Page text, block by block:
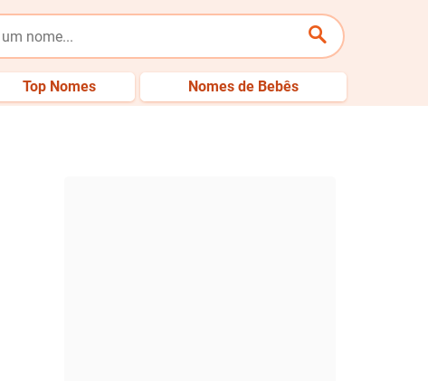
Top Nomes Nomes de Bebês